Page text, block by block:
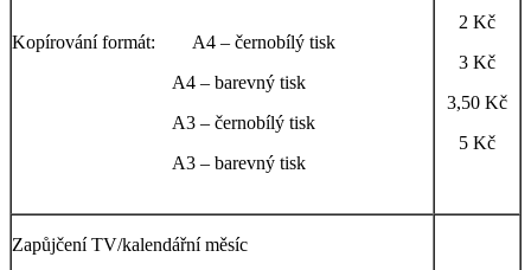
Kopírování formát: A4 – černobílý tisk
A4 – barevný tisk
A3 – černobílý tisk
A3 – barevný tisk
2 Kč
3 Kč
3,50 Kč
5 Kč
Zapůjčení TV/kalendářní měsíc